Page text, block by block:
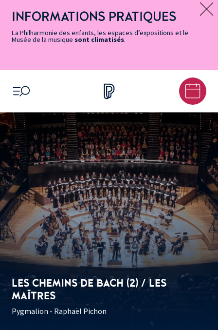
page
Accessibilité
accès
rapides
principal
contenu
principal
page
Message d’information
INFORMATIONS PRATIQUES
La Philharmonie des enfants, les espaces d’expositions et le
Musée de la musique sont climatisés.
OUVRIR LE MENU
LES CHEMINS DE BACH (2) / LES
MAÎTRES
Pygmalion - Raphaël Pichon